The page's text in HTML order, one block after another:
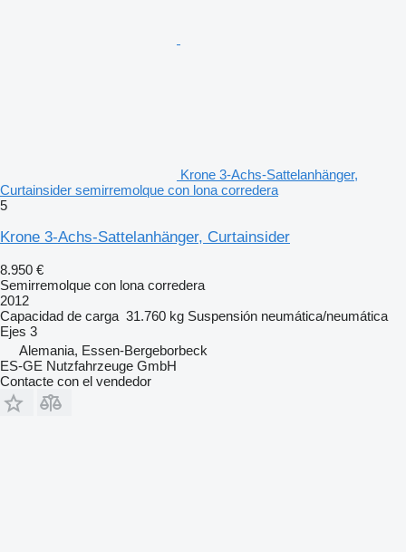
Krone 3-Achs-Sattelanhänger,
Curtainsider semirremolque con lona corredera
5
Krone 3-Achs-Sattelanhänger, Curtainsider
8.950 €
Semirremolque con lona corredera
2012
Capacidad de carga 31.760 kg Suspensión neumática/neumática
Ejes 3
Alemania, Essen-Bergeborbeck
ES-GE Nutzfahrzeuge GmbH
Contacte con el vendedor